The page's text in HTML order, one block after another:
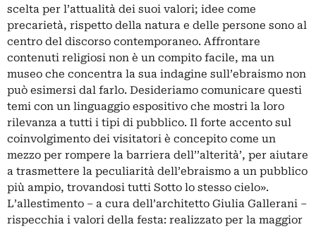
scelta per l’attualità dei suoi valori; idee come
precarietà, rispetto della natura e delle persone sono al
centro del discorso contemporaneo. Affrontare
contenuti religiosi non è un compito facile, ma un
museo che concentra la sua indagine sull’ebraismo non
può esimersi dal farlo. Desideriamo comunicare questi
temi con un linguaggio espositivo che mostri la loro
rilevanza a tutti i tipi di pubblico. Il forte accento sul
coinvolgimento dei visi­tatori è concepito come un
mezzo per rompere la barriera dell’’alterità’, per aiutare
a trasmet­tere la peculiarità dell’ebraismo a un pubblico
più ampio, trovandosi tutti Sotto lo stesso cielo».
L’allestimento – a cura dell’architetto Giulia Gallerani –
rispecchia i valori della festa: realizzato per la maggior